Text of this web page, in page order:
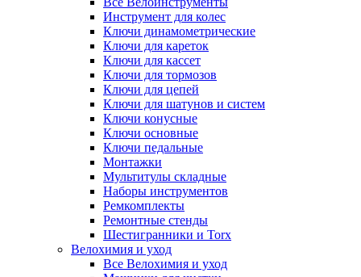
Инструмент для колес
Ключи динамометрические
Ключи для кареток
Ключи для кассет
Ключи для тормозов
Ключи для цепей
Ключи для шатунов и систем
Ключи конусные
Ключи основные
Ключи педальные
Монтажки
Мультитулы складные
Наборы инструментов
Ремкомплекты
Ремонтные стенды
Шестигранники и Torx
Велохимия и уход
Все Велохимия и уход